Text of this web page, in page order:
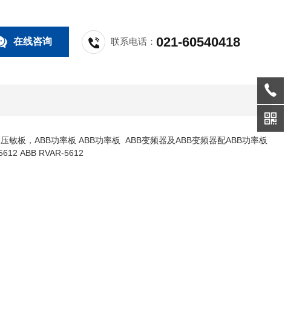
在线咨询 联系电话：021-60540418
敏板，ABB功率板 ABB功率板 ABB变频器及ABB变频器配ABB功率板
ABB RVAR-5612